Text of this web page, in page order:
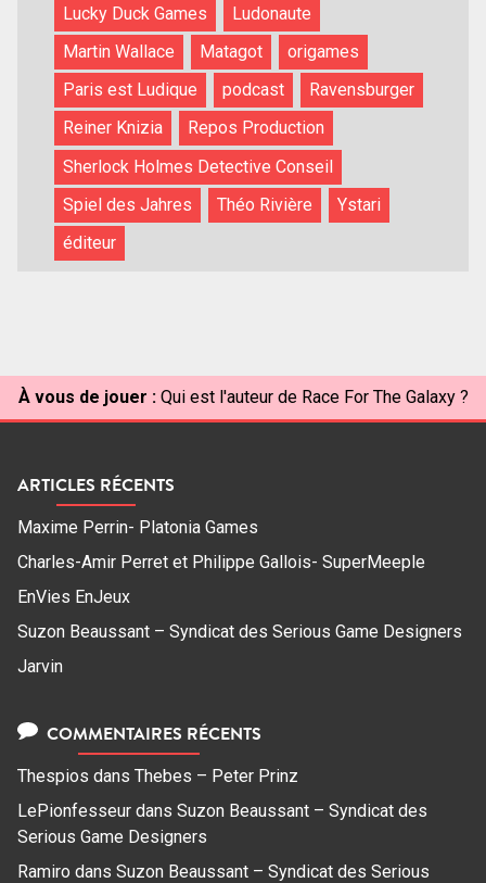
Lucky Duck Games
Ludonaute
Martin Wallace
Matagot
origames
Paris est Ludique
podcast
Ravensburger
Reiner Knizia
Repos Production
Sherlock Holmes Detective Conseil
Spiel des Jahres
Théo Rivière
Ystari
éditeur
À vous de jouer : Qui est l'auteur de Race For The Galaxy ?
ARTICLES RÉCENTS
Maxime Perrin- Platonia Games
Charles-Amir Perret et Philippe Gallois- SuperMeeple
EnVies EnJeux
Suzon Beaussant – Syndicat des Serious Game Designers
Jarvin
COMMENTAIRES RÉCENTS
Thespios dans Thebes – Peter Prinz
LePionfesseur dans Suzon Beaussant – Syndicat des
Serious Game Designers
Ramiro dans Suzon Beaussant – Syndicat des Serious